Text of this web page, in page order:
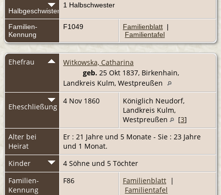
Halbgeschwister
1 Halbschwester
Familien-
Kennung
F1049 Familienblatt |
Familientafel
Ehefrau
Witkowska, Catharina
geb. 25 Okt 1837, Birkenhain,
Landkreis Kulm, Westpreußen
Eheschließung
4 Nov 1860
Königlich Neudorf,
Landkreis Kulm,
Westpreußen
[3]
Alter bei
Heirat
Er : 21 Jahre und 5 Monate - Sie : 23 Jahre
und 1 Monat.
Kinder
4 Söhne und 5 Töchter
Familien-
Kennung
F86 Familienblatt |
Familientafel